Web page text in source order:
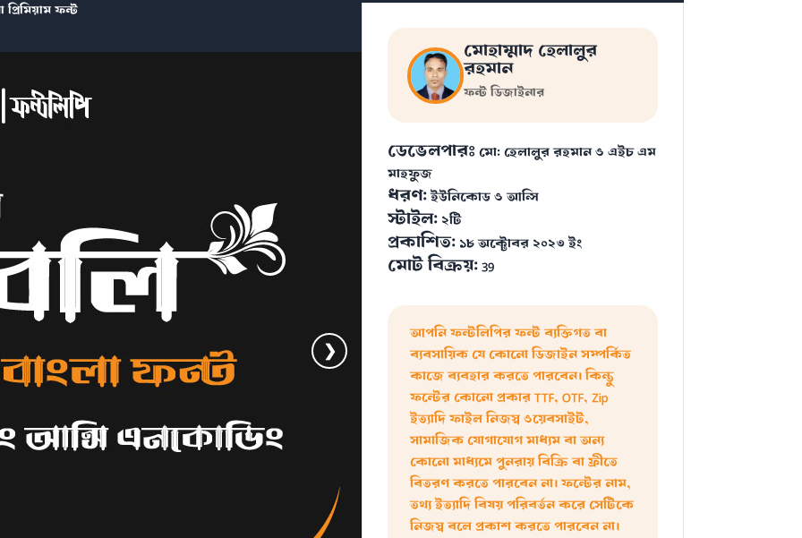
প্রিমিয়াম ফন্ট
❯
মোহাম্মাদ হেলালুর
রহমান
ফন্ট ডিজাইনার
ডেভেলপারঃ মো: হেলালুর রহমান ও এইচ এম
মাহফুজ
ধরণ:ইউনিকোড ও আন্সি
স্টাইল: ২টি
প্রকাশিত: ১৮ অক্টোবর ২০২৩ ইং
মোট বিক্রয়:39
আপনি ফন্টলিপির ফন্ট ব্যক্তিগত বা
ব্যবসায়িক যে কোনো ডিজাইন সম্পর্কিত
কাজে ব্যবহার করতে পারবেন। কিন্তু
ফন্টের কোনো প্রকার TTF, OTF, Zip
ইত্যাদি ফাইল নিজস্ব ওয়েবসাইট,
সামাজিক যোগাযোগ মাধ্যম বা অন্য
কোনো মাধ্যমে পুনরায় বিক্রি বা ফ্রীতে
বিতরণ করতে পারবেন না। ফন্টের নাম,
তথ্য ইত্যাদি বিষয় পরিবর্তন করে সেটিকে
নিজস্ব বলে প্রকাশ করতে পারবেন না।